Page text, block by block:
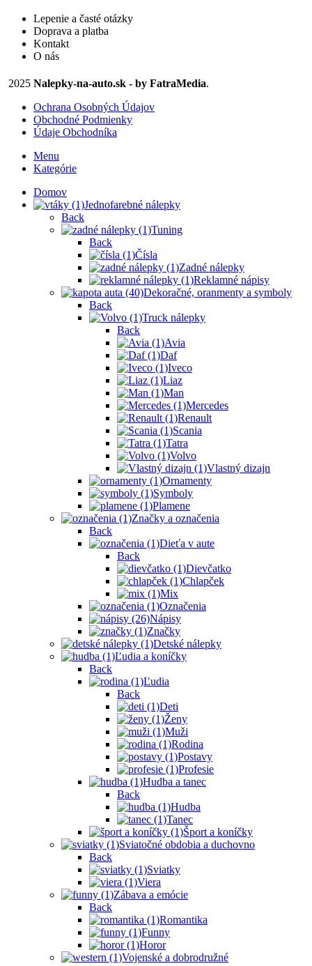
stránke
produktu.
Lepenie a časté otázky
Doprava a platba
Kontakt
O nás
2025 Nalepky-na-auto.sk - by FatraMedia.
Ochrana Osobných Údajov
Obchodné Podmienky
Údaje Obchodníka
Menu
Kategórie
Domov
Jednofarebné nálepky
Back
Tuning
Back
Čísla
Zadné nálepky
Reklamné nápisy
Dekoračné, oranmenty a symboly
Back
Truck nálepky
Back
Avia
Daf
Iveco
Liaz
Man
Mercedes
Renault
Scania
Tatra
Volvo
Vlastný dizajn
Ornamenty
Symboly
Plamene
Značky a označenia
Back
Dieťa v aute
Back
Dievčatko
Chlapček
Mix
Označenia
Nápisy
Značky
Detské nálepky
Ľudia a koníčky
Back
Ľudia
Back
Deti
Ženy
Muži
Rodina
Postavy
Profesie
Hudba a tanec
Back
Hudba
Tanec
Šport a koníčky
Sviatočné obdobia a duchovno
Back
Sviatky
Viera
Zábava a emócie
Back
Romantika
Funny
Horor
Vojenské a dobrodružné